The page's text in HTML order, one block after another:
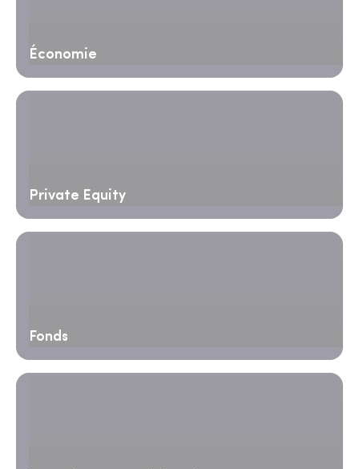
Économie
Private Equity
Fonds